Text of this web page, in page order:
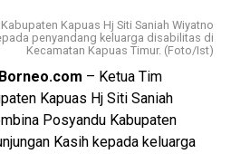
pembentukan karakter
nilai-nilai Pancasila
jawab kepemimpinan, dan
ujarnya.
Kapuas Hj Siti Saniah Wiyatno
penyandang keluarga disabilitas di
Kecamatan Kapuas Timur. (Foto/Ist)
– Ketua Tim
Kapuas Hj Siti Saniah
Posyandu Kabupaten
Kasih kepada keluarga